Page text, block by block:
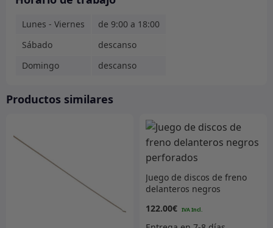
Lunes - Viernes
de 9:00 a 18:00
Sábado
descanso
Domingo
descanso
Productos similares
Juego de discos de freno
delanteros negros
122.00€